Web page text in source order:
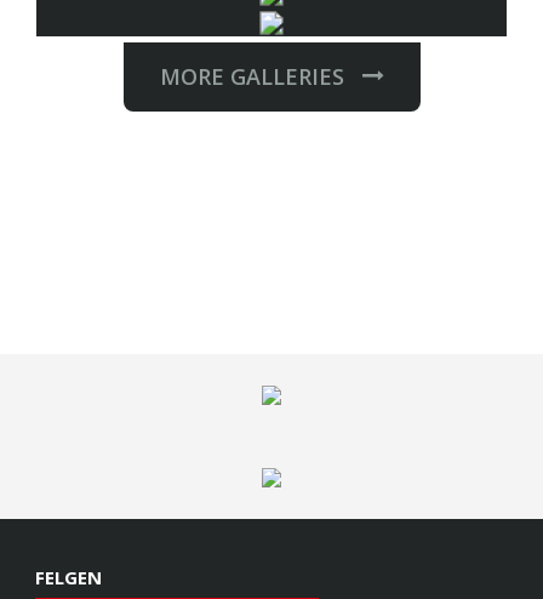
MORE GALLERIES
FELGEN